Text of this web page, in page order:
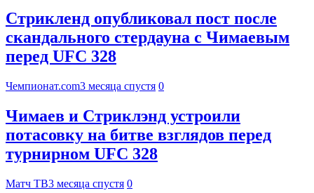
Стрикленд опубликовал пост после
скандального стердауна с Чимаевым
перед UFC 328
Чемпионат.com3 месяца спустя 0
Чимаев и Стриклэнд устроили
потасовку на битве взглядов перед
турнирном UFC 328
Матч ТВ3 месяца спустя 0